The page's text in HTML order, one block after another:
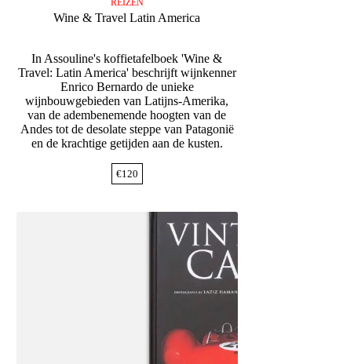
REIZEN
Wine & Travel Latin America
In Assouline's koffietafelboek 'Wine &
Travel: Latin America' beschrijft wijnkenner
Enrico Bernardo de unieke
wijnbouwgebieden van Latijns-Amerika,
van de adembenemende hoogten van de
Andes tot de desolate steppe van Patagonië
en de krachtige getijden aan de kusten.
€120